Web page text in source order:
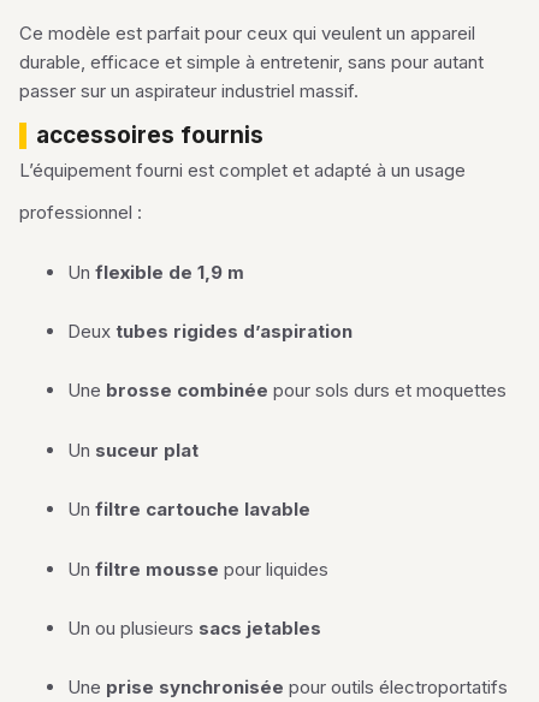
Ce modèle est parfait pour ceux qui veulent un appareil
durable, efficace et simple à entretenir, sans pour autant
passer sur un aspirateur industriel massif.
accessoires fournis
L’équipement fourni est complet et adapté à un usage
professionnel :
Un flexible de 1,9 m
Deux tubes rigides d’aspiration
Une brosse combinée pour sols durs et moquettes
Un suceur plat
Un filtre cartouche lavable
Un filtre mousse pour liquides
Un ou plusieurs sacs jetables
Une prise synchronisée pour outils électroportatifs